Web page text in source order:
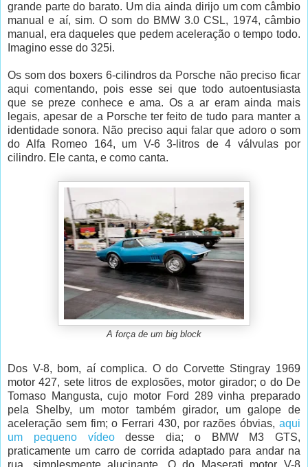
grande parte do barato. Um dia ainda dirijo um com câmbio
manual e aí, sim. O som do BMW 3.0 CSL, 1974, câmbio
manual, era daqueles que pedem aceleração o tempo todo.
Imagino esse do 325i.
Os som dos boxers 6-cilindros da Porsche não preciso ficar
aqui comentando, pois esse sei que todo autoentusiasta
que se preze conhece e ama. Os a ar eram ainda mais
legais, apesar de a Porsche ter feito de tudo para manter a
identidade sonora. Não preciso aqui falar que adoro o som
do Alfa Romeo 164, um V-6 3-litros de 4 válvulas por
cilindro. Ele canta, e como canta.
A força de um big block
Dos V-8, bom, aí complica. O do Corvette Stingray 1969
motor 427, sete litros de explosões, motor girador; o do De
Tomaso Mangusta, cujo motor Ford 289 vinha preparado
pela Shelby, um motor também girador, um galope de
aceleração sem fim; o Ferrari 430, por razões óbvias, aqui
um pequeno vídeodesse dia; o BMW M3 GTS,
praticamente um carro de corrida adaptado para andar na